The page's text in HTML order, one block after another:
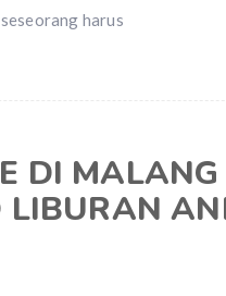
harus
DI MALANG
LIBURAN